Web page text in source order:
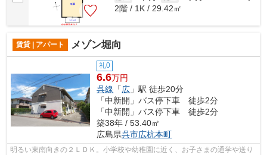
2階 / 1K / 29.42㎡
賃貸 | アパート メゾン堀向
礼0
6.6万円
呉線 「広 」駅 徒歩20分
「中新開」バス停下車 徒歩2分
「中新開」バス停下車 徒歩2分
築38年 / 53.40㎡
広島県呉市広杭本町
明るい東南向きの２ＬＤＫ。小学校や幼稚園に近く、お子さまの通学や送り